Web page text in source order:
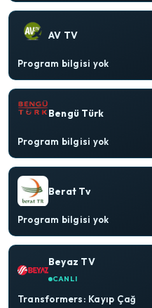
AV TV
Program bilgisi yok
Bengü Türk
Program bilgisi yok
Berat Tv
Program bilgisi yok
Beyaz TV
CANLI
Transformers: Kayıp Çağ